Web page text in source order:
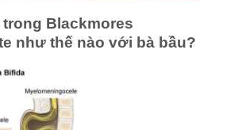
Blackmores
như thế nào với bà bầu?